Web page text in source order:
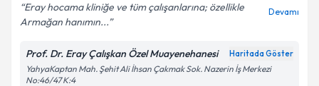
Eray hocama kliniğe ve tüm çalışanlarına; özellikle
Armağan hanımın...
Devamı
Prof. Dr. Eray Çalışkan Özel Muayenehanesi Haritada Göster
YahyaKaptan Mah. Şehit Ali İhsan Çakmak Sok. Nazerin İş Merkezi
No:46/47 K:4